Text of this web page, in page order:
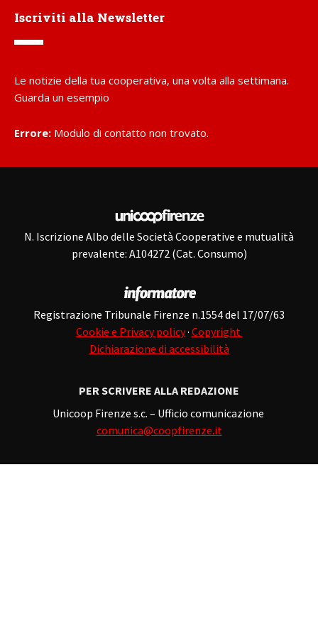
Iscriviti alla Newsletter
Le notizie della tua cooperativa, una volta alla settimana.
Guarda un esempio
Errore: Modulo di contatto non trovato.
N. Iscrizione Albo delle Società Cooperative e mutualità
prevalente: A104272 (Cat. Consumo)
Registrazione Tribunale Firenze n.1554 del 17/07/63
Cookie e Privacy policy· Copyright
Dichiarazione di accessibilità
PER SCRIVERE ALLA REDAZIONE
Unicoop Firenze s.c. – Ufficio comunicazione
comunica@coopfirenze.it